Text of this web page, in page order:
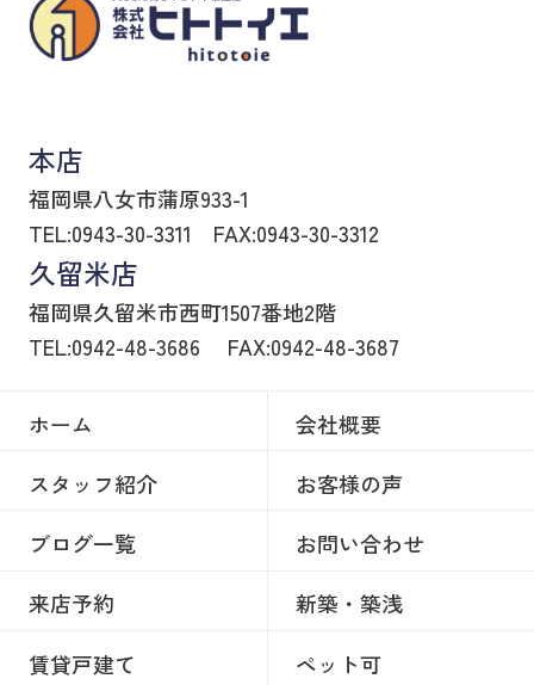
本店
福岡県八女市蒲原933-1
TEL:0943-30-3311
FAX:0943-30-3312
久留米店
福岡県久留米市西町1507番地2階
TEL:0942-48-3686
FAX:0942-48-3687
ホーム
会社概要
スタッフ紹介
お客様の声
ブログ一覧
お問い合わせ
来店予約
新築・築浅
賃貸戸建て
ペット可